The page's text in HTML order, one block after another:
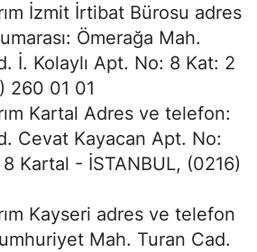
İzmit İrtibat Bürosu adres
Ömerağa Mah.
İ. Kolaylı Apt. No: 8 Kat: 2
260 01 01
Kartal Adres ve telefon:
Cevat Kayacan Apt. No:
Kartal - İSTANBUL, (0216)
Kayseri adres ve telefon
Mah. Turan Cad.